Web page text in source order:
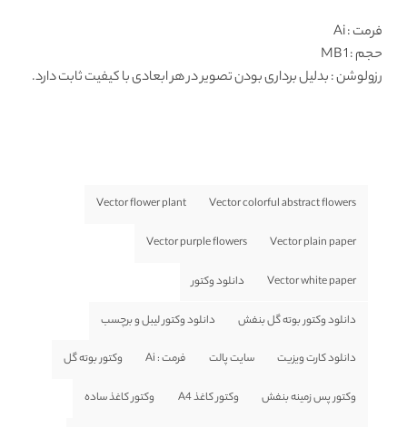
فرمت: Ai
حجم : 1 MB
رزولوشن: بدلیل برداری بودن تصویر در هر ابعادی با کیفیت ثابت دارد.
Vector colorful abstract flowers
Vector flower plant
Vector plain paper
Vector purple flowers
Vector white paper دانلود وکتور
دانلود وکتور بوته گل بنفش دانلود وکتور لیبل و برچسب
دانلود کارت ویزیت سایت پالت فرمت : Ai وکتور بوته گل
وکتور پس زمینه بنفش وکتور کاغذ A4 وکتور کاغذ ساده